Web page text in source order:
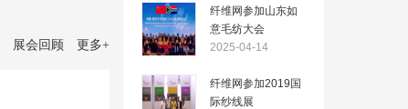
展会回顾 更多+
纤维网参加山东如
意毛纺大会
2025-04-14
纤维网参加2019国
际纱线展